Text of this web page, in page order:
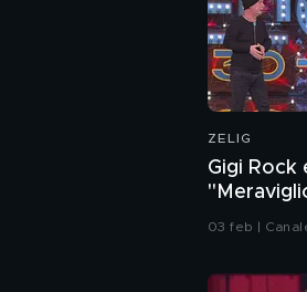
ZELIG
Gigi Rock
03 feb |